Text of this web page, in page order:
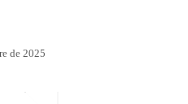
de 2025